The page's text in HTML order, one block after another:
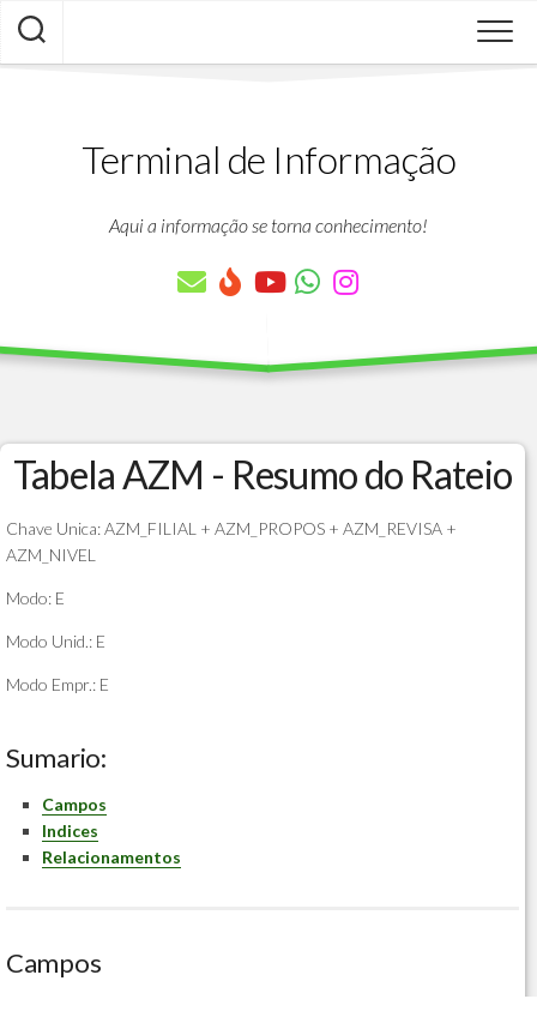
Skip
content
Terminal de Informação
Aqui a informação se torna conhecimento!
Tabela AZM - Resumo do Rateio
Chave Unica: AZM_FILIAL + AZM_PROPOS + AZM_REVISA +
AZM_NIVEL
Modo: E
Modo Unid.: E
Modo Empr.: E
Sumario:
Campos
Indices
Relacionamentos
Campos